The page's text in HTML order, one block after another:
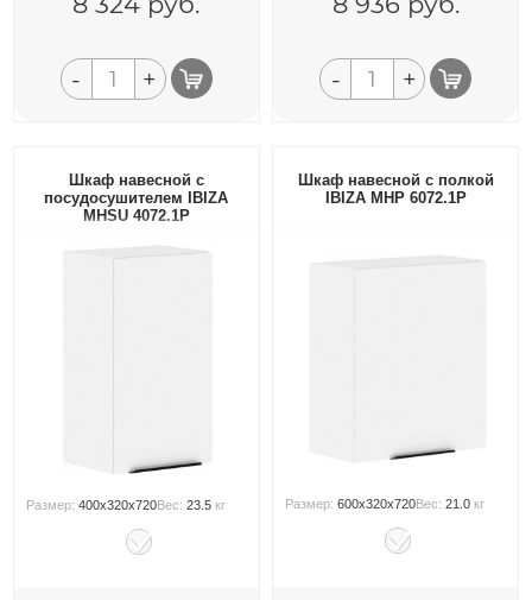
- + - +
Шкаф навесной с
посудосушителем IBIZA
MHSU 4072.1P
Размер:400x320x720Вес:23.5 кг
Шкаф навесной с полкой
IBIZA MHP 6072.1P
Размер:600x320x720Вес:21.0 кг